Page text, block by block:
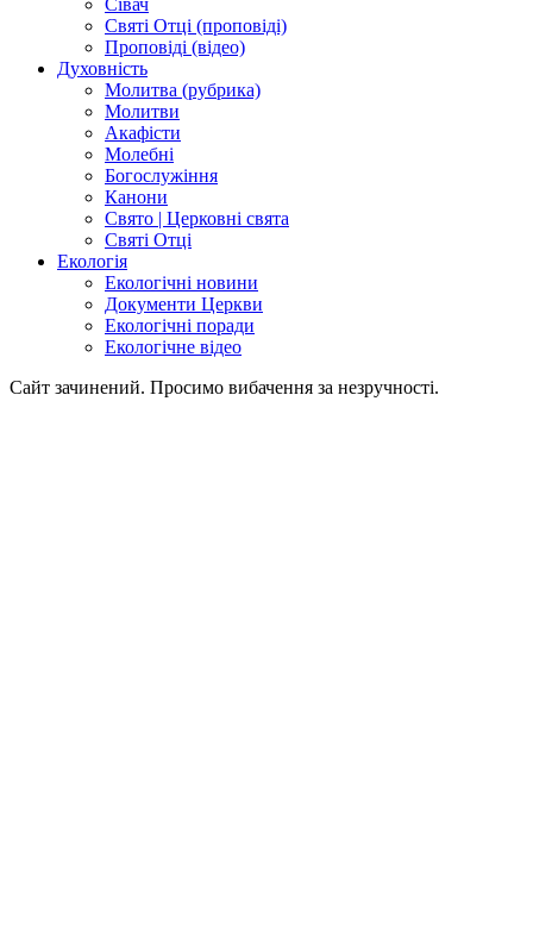
Сівач
Святі Отці (проповіді)
Проповіді (відео)
Духовність
Молитва (рубрика)
Молитви
Акафісти
Молебні
Богослужіння
Канони
Свято | Церковні свята
Святі Отці
Екологія
Екологічні новини
Документи Церкви
Екологічні поради
Екологічне відео
Сайт зачинений. Просимо вибачення за незручності.